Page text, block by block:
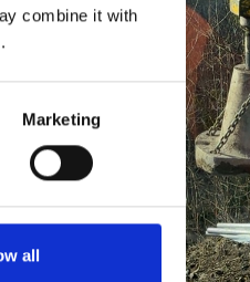
combine it with
Marketing
all